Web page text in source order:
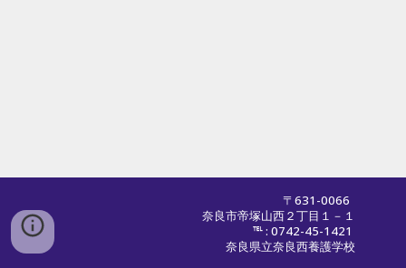
〒631-0066
奈良市帝塚山西２丁目１－１
℡ : 0742-45-1421
奈良県立奈良西養護学校